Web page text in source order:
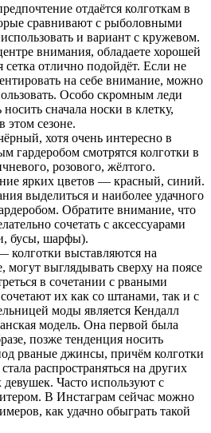
отдаётся колготкам в
сравнивают с рыболовными
и вариант с кружевом.
внимания, обладаете хорошей
отлично подойдёт. Если не
на себе внимание, можно
Особо скромным леди
сначала носки в клетку,
этом сезоне.
хотя очень интересно в
гардеробом смотрятся колготки в
розового, жёлтого.
ярких цветов — красный, синий.
выделиться и наиболее удачного
Обратите внимание, что
сочетать с аксессуарами
бусы, шарфы).
колготки выставляются на
могут выглядывать сверху на поясе
в сочетании с рваными
их как со штанами, так и с
моды является Кендалл
модель. Она первой была
позже тенденция носить
рваные джинсы, причём колготки
распространяться на других
Часто используют с
В Инстаграм сейчас можно
как удачно обыграть такой